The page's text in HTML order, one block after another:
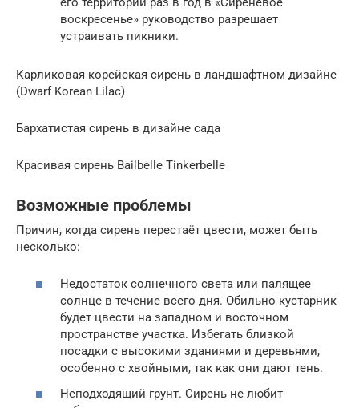
воскресенье» руководство разрешает
устраивать пикники.
Карликовая корейская сирень в ландшафтном дизайне
(Dwarf Korean Lilac)
Бархатистая сирень в дизайне сада
Красивая сирень Bailbelle Tinkerbelle
Возможные проблемы
Причин, когда сирень перестаёт цвести, может быть
несколько:
Недостаток солнечного света или палящее
солнце в течение всего дня. Обильно кустарник
будет цвести на западном и восточном
пространстве участка. Избегать близкой
посадки с высокими зданиями и деревьями,
особенно с хвойными, так как они дают тень.
Неподходящий грунт. Сирень не любит